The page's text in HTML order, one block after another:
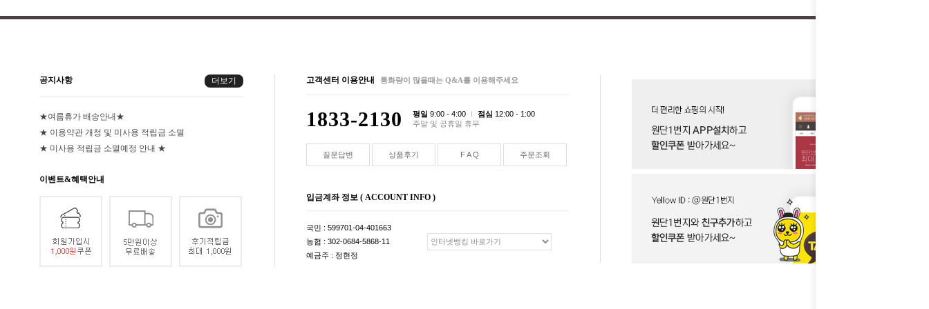
공지사항 더보기
★여름휴가 배송안내★
★ 이용약관 개정 및 미사용 적립금 소멸
★ 미사용 적립금 소멸예정 안내 ★
이벤트&혜택안내
고객센터 이용안내 통화량이 많을때는 Q&A를 이용해주세요
1833-2130 평일 9:00 - 4:00 점심 12:00 - 1:00
주말 및 공휴일 휴무
질문답변 상품후기 F A Q 주문조회
입금계좌 정보 ( ACCOUNT INFO )
국민 : 599701-04-401663
농협 : 302-0684-5868-11
예금주 : 정현정